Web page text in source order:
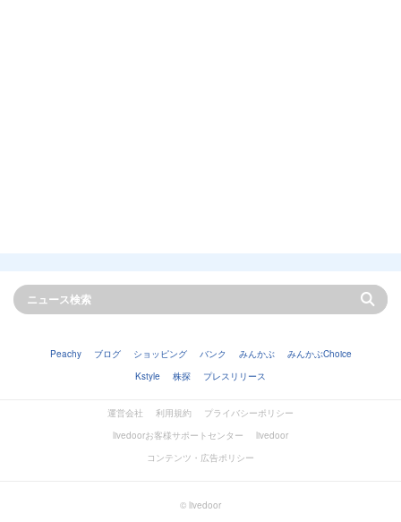
Peachy ブログ ショッピング バンク みんかぶ
みんかぶChoice
Kstyle
株探 プレスリリース
運営会社 利用規約
プライバシーポリシー
livedoorお客様サポートセンター
livedoor
コンテンツ・広告ポリシー
© livedoor